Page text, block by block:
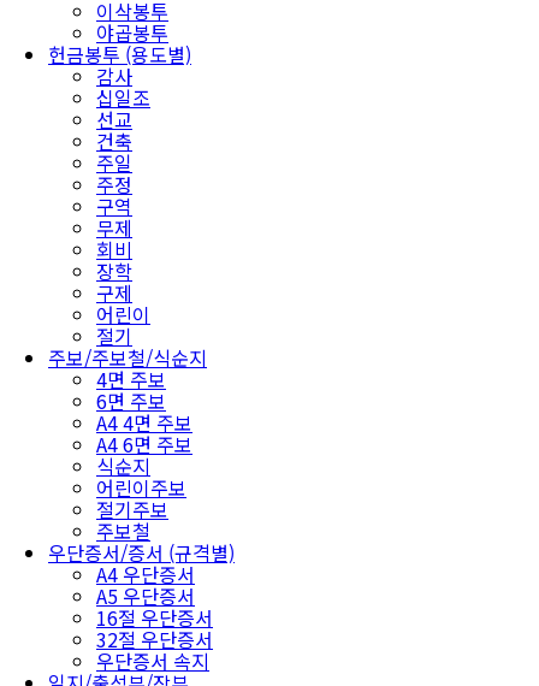
이삭봉투
야곱봉투
헌금봉투 (용도별)
감사
십일조
선교
건축
주일
주정
구역
무제
회비
장학
구제
어린이
절기
주보/주보철/식순지
4면 주보
6면 주보
A4 4면 주보
A4 6면 주보
식순지
어린이주보
절기주보
주보철
우단증서/증서 (규격별)
A4 우단증서
A5 우단증서
16절 우단증서
32절 우단증서
우단증서 속지